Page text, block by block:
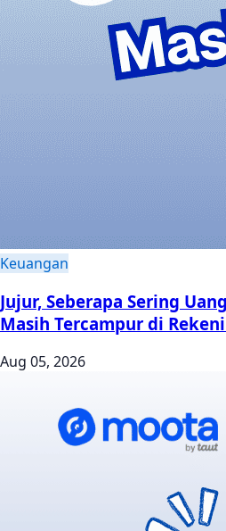
Keuangan
Jujur, Seberapa Sering
Masih Tercampur di
Aug 05, 2026